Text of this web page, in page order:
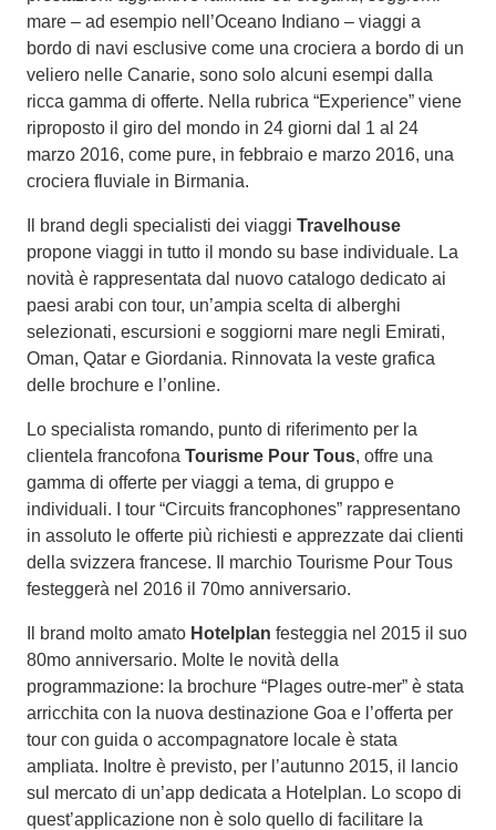
mare – ad esempio nell’Oceano Indiano – viaggi a
bordo di navi esclusive come una crociera a bordo di un
veliero nelle Canarie, sono solo alcuni esempi dalla
ricca gamma di offerte. Nella rubrica “Experience” viene
riproposto il giro del mondo in 24 giorni dal 1 al 24
marzo 2016, come pure, in febbraio e marzo 2016, una
crociera fluviale in Birmania.
Il brand degli specialisti dei viaggi Travelhouse
propone viaggi in tutto il mondo su base individuale. La
novità è rappresentata dal nuovo catalogo dedicato ai
paesi arabi con tour, un’ampia scelta di alberghi
selezionati, escursioni e soggiorni mare negli Emirati,
Oman, Qatar e Giordania. Rinnovata la veste grafica
delle brochure e l’online.
Lo specialista romando, punto di riferimento per la
clientela francofona Tourisme Pour Tous, offre una
gamma di offerte per viaggi a tema, di gruppo e
individuali. I tour “Circuits francophones” rappresentano
in assoluto le offerte più richiesti e apprezzate dai clienti
della svizzera francese. Il marchio Tourisme Pour Tous
festeggerà nel 2016 il 70mo anniversario.
Il brand molto amato Hotelplan festeggia nel 2015 il suo
80mo anniversario. Molte le novità della
programmazione: la brochure “Plages outre-mer” è stata
arricchita con la nuova destinazione Goa e l’offerta per
tour con guida o accompagnatore locale è stata
ampliata. Inoltre è previsto, per l’autunno 2015, il lancio
sul mercato di un’app dedicata a Hotelplan. Lo scopo di
quest’applicazione non è solo quello di facilitare la